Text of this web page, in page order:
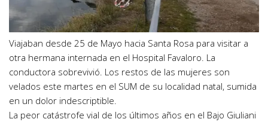
Viajaban desde 25 de Mayo hacia Santa Rosa para visitar a
otra hermana internada en el Hospital Favaloro. La
conductora sobrevivió. Los restos de las mujeres son
velados este martes en el SUM de su localidad natal, sumida
en un dolor indescriptible.
La peor catástrofe vial de los últimos años en el Bajo Giuliani